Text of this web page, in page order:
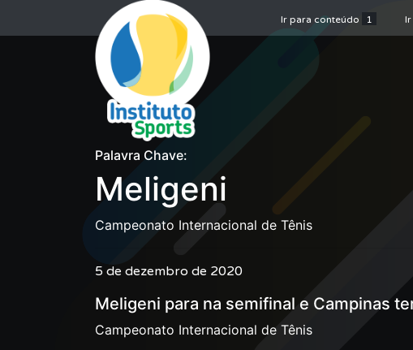
Ir para conteúdo 1 Ir
Palavra Chave:
Meligeni
Campeonato Internacional de Tênis
5 de dezembro de 2020
Meligeni para na semifinal e Campinas
Campeonato Internacional de Tênis